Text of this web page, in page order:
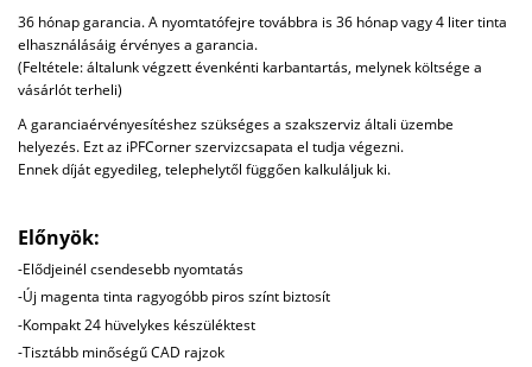
36 hónap garancia. A nyomtatófejre továbbra is 36 hónap vagy 4 liter tinta
elhasználásáig érvényes a garancia.
(Feltétele: általunk végzett évenkénti karbantartás, melynek költsége a
vásárlót terheli)
A garanciaérvényesítéshez szükséges a szakszerviz általi üzembe
helyezés. Ezt az iPFCorner szervizcsapata el tudja végezni.
Ennek díját egyedileg, telephelytől függően kalkuláljuk ki.
Előnyök:
-Elődjeinél csendesebb nyomtatás
-Új magenta tinta ragyogóbb piros színt biztosít
-Kompakt 24 hüvelykes készüléktest
-Tisztább minőségű CAD rajzok